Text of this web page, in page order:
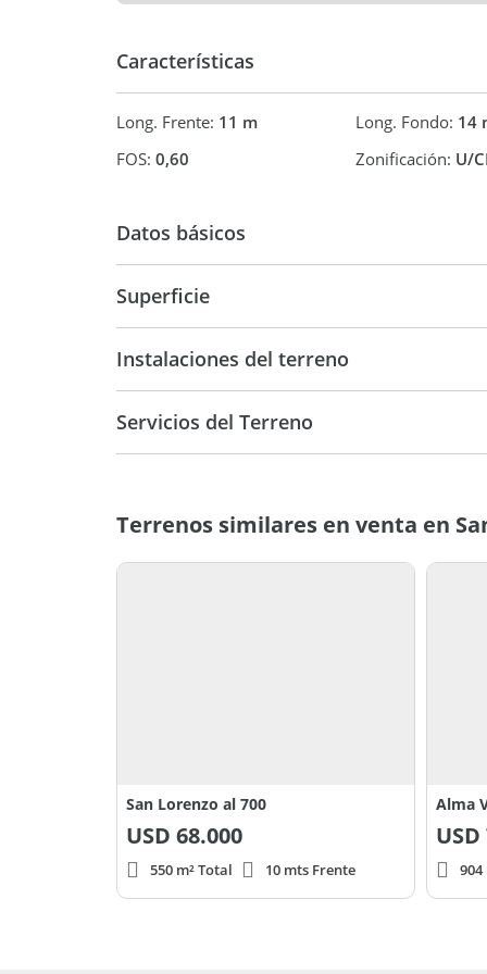
Excelente rentabilidad a corto y largo plazo
No deje pasar esta oportunidad de invertir en
una zonificación de alta flexibilidad.
Consulte hoy mismo y concrete su próxima gran
Características
Long. Frente: 11 m Long. Fondo: 14
FOS: 0,60 Zonificación: U/
Datos básicos
Superficie
Instalaciones del terreno
Servicios del Terreno
Terrenos similares en venta en
San Lorenzo al 700
USD 68.000
550 m² Total 10 mts Frente
Alma
USD
904